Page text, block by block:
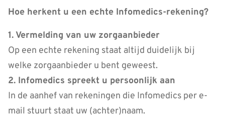
Hoe herkent u een echte Infomedics-rekening?
1. Vermelding van uw zorgaanbieder
Op een echte rekening staat altijd duidelijk bij
welke zorgaanbieder u bent geweest.
2. Infomedics spreekt u persoonlijk aan
In de aanhef van rekeningen die Infomedics per e-
mail stuurt staat uw (achter)naam.